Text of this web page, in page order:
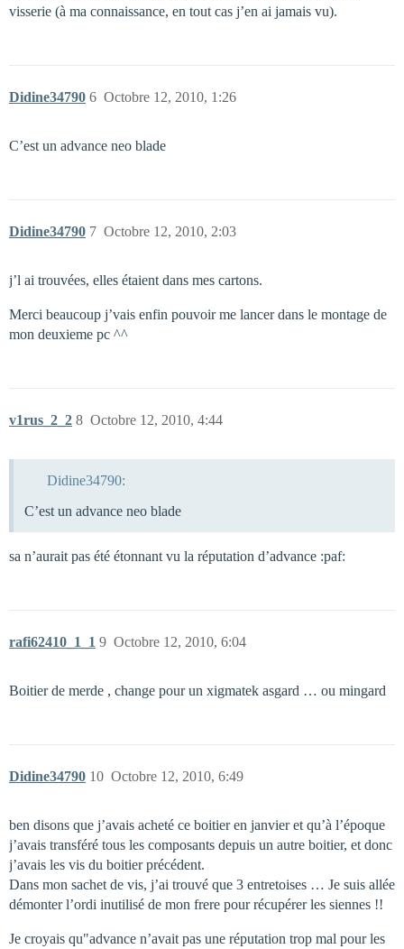
visserie (à ma connaissance, en tout cas j’en ai jamais vu).
Didine34790 Octobre 12, 2010, 1:26
6
C’est un advance neo blade
Didine34790 Octobre 12, 2010, 2:03
7
j’l ai trouvées, elles étaient dans mes cartons.
Merci beaucoup j’vais enfin pouvoir me lancer dans le montage de
mon deuxieme pc ^^
v1rus_2_2 Octobre 12, 2010, 4:44
8
Didine34790:
C’est un advance neo blade
sa n’aurait pas été étonnant vu la réputation d’advance :paf:
rafi62410_1_1 Octobre 12, 2010, 6:04
9
Boitier de merde , change pour un xigmatek asgard … ou mingard
Didine34790 Octobre 12, 2010, 6:49
10
ben disons que j’avais acheté ce boitier en janvier et qu’à l’époque
j’avais transféré tous les composants depuis un autre boitier, et donc
j’avais les vis du boitier précédent.
Dans mon sachet de vis, j’ai trouvé que 3 entretoises … Je suis allée
démonter l’ordi inutilisé de mon frere pour récupérer les siennes !!
Je croyais qu"advance n’avait pas une réputation trop mal pour les